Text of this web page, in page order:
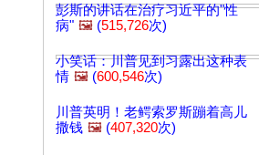
彭斯的讲话在治疗习近平的"性
病" 🖼️ (515,726次)
小笑话：川普见到习露出这种表
情 🖼️ (600,546次)
川普英明！老鳄索罗斯蹦着高儿
撒钱 🖼️ (407,320次)